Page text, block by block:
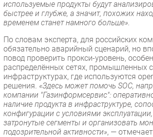
используемые продукты будут
быстрее и глубже, а значит, похожих
временем станет намного больше».
По словам эксперта, для российских
обязательно аварийный сценарий, но
повод проверить прокси-уровень,
распределённых сетях, промышленных
инфраструктурах, где используются
решения. «Здесь может помочь SOC,
компании "Газинформсервис":
наличие продукта в инфраструктуре,
конфигурации с условиями
затронутые сегменты и организовать
подозрительной активности», — отмечает